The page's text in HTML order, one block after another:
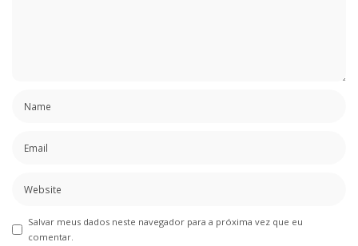
Salvar meus dados neste navegador para a próxima vez que eu
comentar.